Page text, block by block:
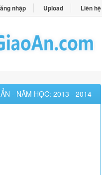
nhập Upload Liên hệ
- NĂM HỌC: 2013 - 2014